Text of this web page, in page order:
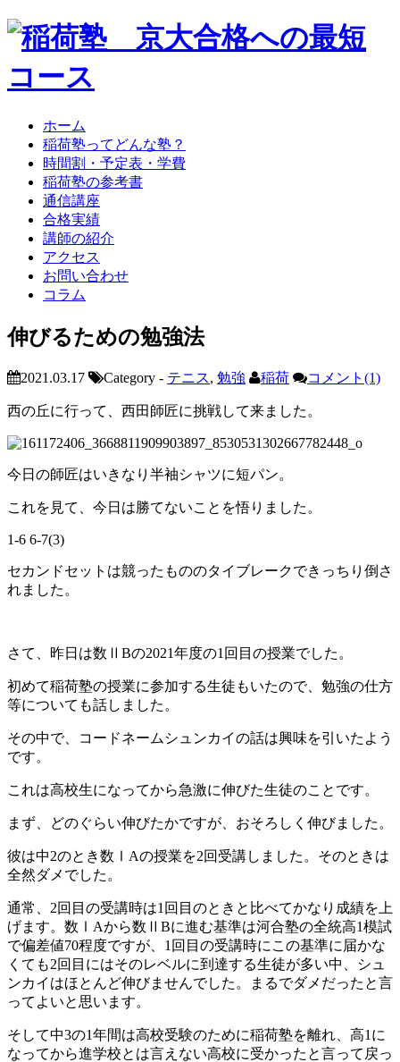
ホーム
稲荷塾ってどんな塾？
時間割・予定表・学費
稲荷塾の参考書
通信講座
合格実績
講師の紹介
アクセス
お問い合わせ
コラム
伸びるための勉強法
2021.03.17 Category - テニス, 勉強 稲荷 コメント(1)
西の丘に行って、西田師匠に挑戦して来ました。
今日の師匠はいきなり半袖シャツに短パン。
これを見て、今日は勝てないことを悟りました。
1-6 6-7(3)
セカンドセットは競ったもののタイブレークできっちり倒さ
れました。
さて、昨日は数ⅡBの2021年度の1回目の授業でした。
初めて稲荷塾の授業に参加する生徒もいたので、勉強の仕方
等についても話しました。
その中で、コードネームシュンカイの話は興味を引いたよう
です。
これは高校生になってから急激に伸びた生徒のことです。
まず、どのぐらい伸びたかですが、おそろしく伸びました。
彼は中2のとき数ⅠAの授業を2回受講しました。そのときは
全然ダメでした。
通常、2回目の受講時は1回目のときと比べてかなり成績を上
げます。数ⅠAから数ⅡBに進む基準は河合塾の全統高1模試
で偏差値70程度ですが、1回目の受講時にこの基準に届かな
くても2回目にはそのレベルに到達する生徒が多い中、シュ
ンカイはほとんど伸びませんでした。まるでダメだったと言
ってよいと思います。
そして中3の1年間は高校受験のために稲荷塾を離れ、高1に
なってから進学校とは言えない高校に受かったと言って戻っ